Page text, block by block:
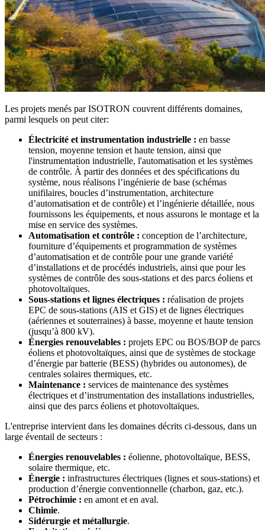
Les projets menés par ISOTRON couvrent différents domaines,
parmi lesquels on peut citer:
Électricité et instrumentation industrielle : en basse
tension, moyenne tension et haute tension, ainsi que
l'instrumentation industrielle, l'automatisation et les systèmes
de contrôle. À partir des données et des spécifications du
système, nous réalisons l’ingénierie de base (schémas
unifilaires, boucles d’instrumentation, architecture
d’automatisation et de contrôle) et l’ingénierie détaillée, nous
fournissons les équipements, et nous assurons le montage et la
mise en service des systèmes.
Automatisation et contrôle : conception de l’architecture,
fourniture d’équipements et programmation de systèmes
d’automatisation et de contrôle pour une grande variété
d’installations et de procédés industriels, ainsi que pour les
systèmes de contrôle des sous-stations et des parcs éoliens et
photovoltaïques.
Sous-stations et lignes électriques : réalisation de projets
EPC de sous-stations (AIS et GIS) et de lignes électriques
(aériennes et souterraines) à basse, moyenne et haute tension
(jusqu’à 800 kV).
Énergies renouvelables : projets EPC ou BOS/BOP de parcs
éoliens et photovoltaïques, ainsi que de systèmes de stockage
d’énergie par batterie (BESS) (hybrides ou autonomes), de
centrales solaires thermiques, etc.
Maintenance : services de maintenance des systèmes
électriques et d’instrumentation des installations industrielles,
ainsi que des parcs éoliens et photovoltaïques.
L'entreprise intervient dans les domaines décrits ci-dessous, dans un
large éventail de secteurs :
Énergies renouvelables : éolienne, photovoltaïque, BESS,
solaire thermique, etc.
Énergie : infrastructures électriques (lignes et sous-stations) et
production d’énergie conventionnelle (charbon, gaz, etc.).
Pétrochimie : en amont et en aval.
Chimie.
Sidérurgie et métallurgie.